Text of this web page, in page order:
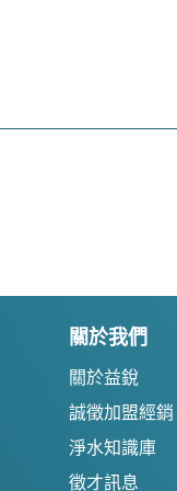
關於我們
關於益銳
誠徵加盟經銷
淨水知識庫
徵才訊息